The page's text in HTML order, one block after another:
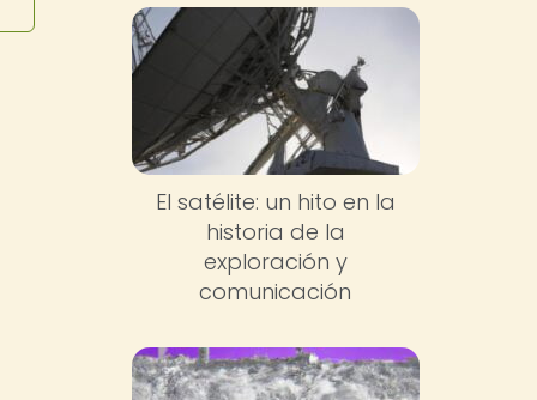
El satélite: un hito en la
historia de la
exploración y
comunicación